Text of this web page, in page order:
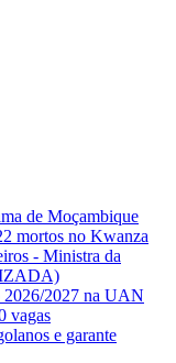
de Moçambique
mortos no Kwanza
- Ministra da
2026/2027 na UAN
vagas
e garante